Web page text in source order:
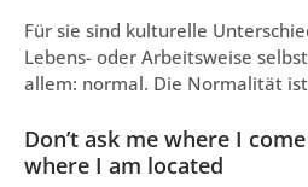
Für sie sind kulturelle
Lebens- oder Arbeitsweise
allem: normal. Die Normalität
Don’t ask me where I
where I am located